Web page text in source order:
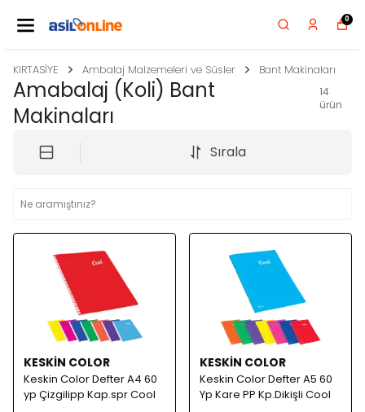
0
KIRTASİYE Ambalaj Malzemeleri ve Süsler Bant Makinaları
Amabalaj (Koli) Bant
Makinaları
14
ürün
Sırala
KESKİN COLOR
Keskin Color Defter A4 60
yp Çizgilipp Kap.spr Cool
KESKİN COLOR
Keskin Color Defter A5 60
Yp Kare PP Kp.Dikişli Cool